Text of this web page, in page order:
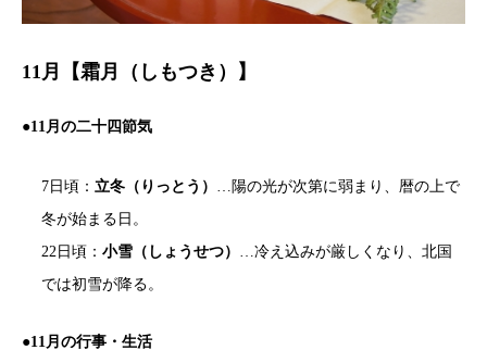
11月【霜月（しもつき）】
●11月の二十四節気
7日頃：立冬（りっとう）
…陽の光が次第に弱まり、暦の上で
冬が始まる日。
22日頃：小雪（しょうせつ）
…冷え込みが厳しくなり、北国
では初雪が降る。
●11月の行事・生活